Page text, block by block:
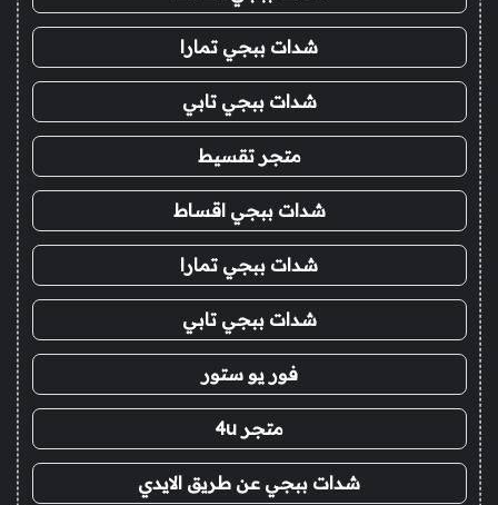
شدات ببجي تمارا
شدات ببجي تابي
متجر تقسيط
شدات ببجي اقساط
شدات ببجي تمارا
شدات ببجي تابي
فور يو ستور
متجر 4u
شدات ببجي عن طريق الايدي